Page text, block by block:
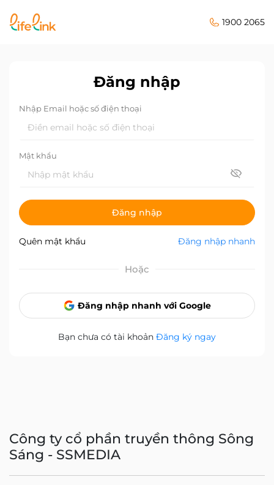
1900 2065
Đăng nhập
Nhập Email hoặc số điện thoại
Mật khẩu
Đăng nhập
Quên mật khẩu Đăng nhập nhanh
Hoặc
Đăng nhập nhanh với Google
Bạn chưa có tài khoản Đăng ký ngay
Công ty cổ phần truyền thông Sông
Sáng - SSMEDIA